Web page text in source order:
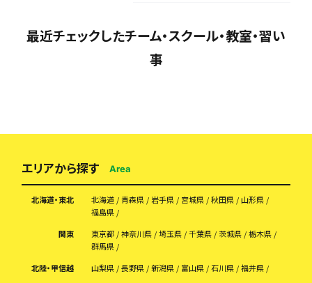
最近チェックしたチーム・スクール・教室・習い
事
エリアから探す Area
北海道・東北 北海道 青森県 岩手県 宮城県 秋田県
山形県
福島県
関東
東京都 神奈川県 埼玉県 千葉県 茨城県
栃木県
群馬県
北陸・甲信越
山梨県 長野県 新潟県 富山県 石川県
福井県